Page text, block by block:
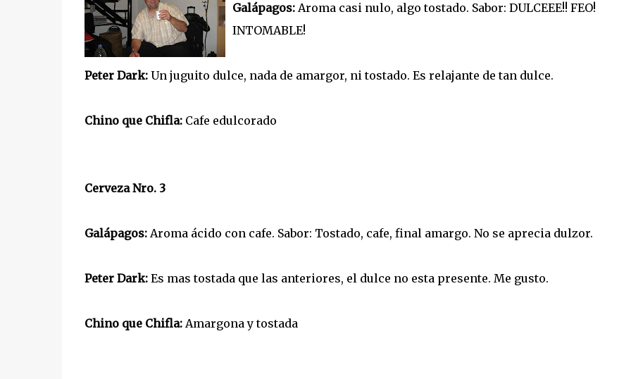
Galápagos:Aroma casi nulo, algo tostado. Sabor: DULCEEE!! FEO!
INTOMABLE!
Peter Dark:Un juguito dulce, nada de amargor, ni tostado. Es relajante de tan dulce.
Chino que Chifla:Cafe edulcorado
Cerveza Nro. 3
Galápagos:Aroma ácido con cafe. Sabor: Tostado, cafe, final amargo. No se aprecia dulzor.
Peter Dark:Es mas tostada que las anteriores, el dulce no esta presente. Me gusto.
Chino que Chifla: Amargona y tostada